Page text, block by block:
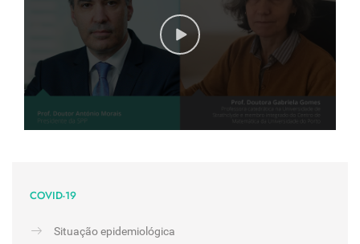
COVID-19
Situação epidemiológica